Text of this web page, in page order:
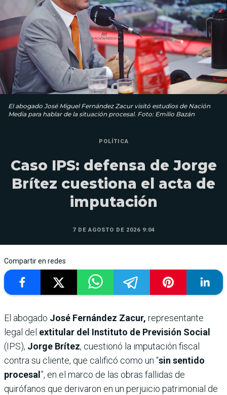
El abogado José Miguel Fernández Zacur visitó estudios de Nación
Media para hablar de la situación procesal. Foto: Emilio Bazán
POLÍTICA
Caso IPS: defensa de Jorge
Brítez cuestiona el acta de
imputación
7 DE AGOSTO DE 2026 9:04
Compartir en redes
El abogado José Fernández Zacur, representante
legal del extitular del Instituto de Previsión Social
(IPS), Jorge Brítez, cuestionó la imputación fiscal
contra su cliente, que calificó como un “sin sentido
procesal ”, en el marco de las obras fallidas de
quirófanos que derivaron en un perjuicio patrimonial de